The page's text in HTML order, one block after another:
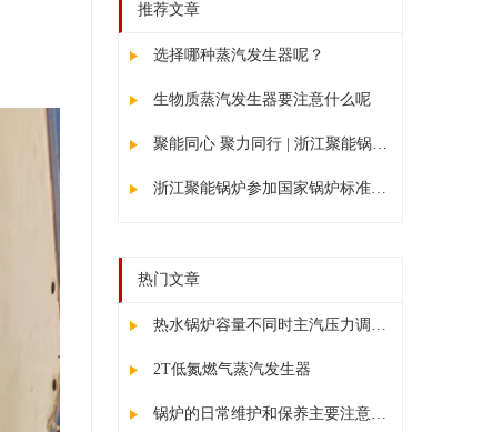
推荐文章
选择哪种蒸汽发生器呢？
生物质蒸汽发生器要注意什么呢
聚能同心 聚力同行 | 浙江聚能锅炉2025初夏团建纪实：山水见证团队力量
浙江聚能锅炉参加国家锅炉标准起草
热门文章
热水锅炉容量不同时主汽压力调节器最明显的表现
2T低氮燃气蒸汽发生器
锅炉的日常维护和保养主要注意事项